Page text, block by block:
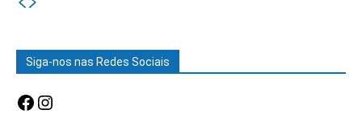
Siga-nos nas Redes Sociais
Facebook
Instagram